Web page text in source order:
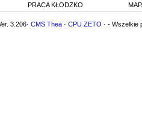
PRACA KŁODZKO
3.206· CMS Thea · CPU ZETO · - Wszelkie